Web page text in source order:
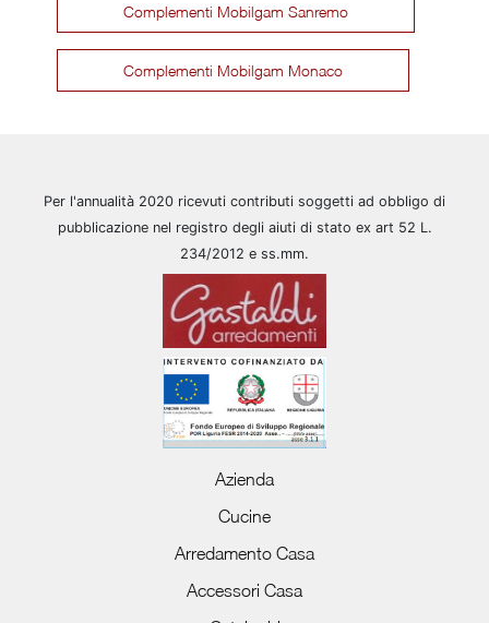
Complementi Mobilgam Sanremo
Complementi Mobilgam Monaco
Per l'annualità 2020 ricevuti contributi soggetti ad obbligo di
pubblicazione nel registro degli aiuti di stato ex art 52 L.
234/2012 e ss.mm.
Azienda
Cucine
Arredamento Casa
Accessori Casa